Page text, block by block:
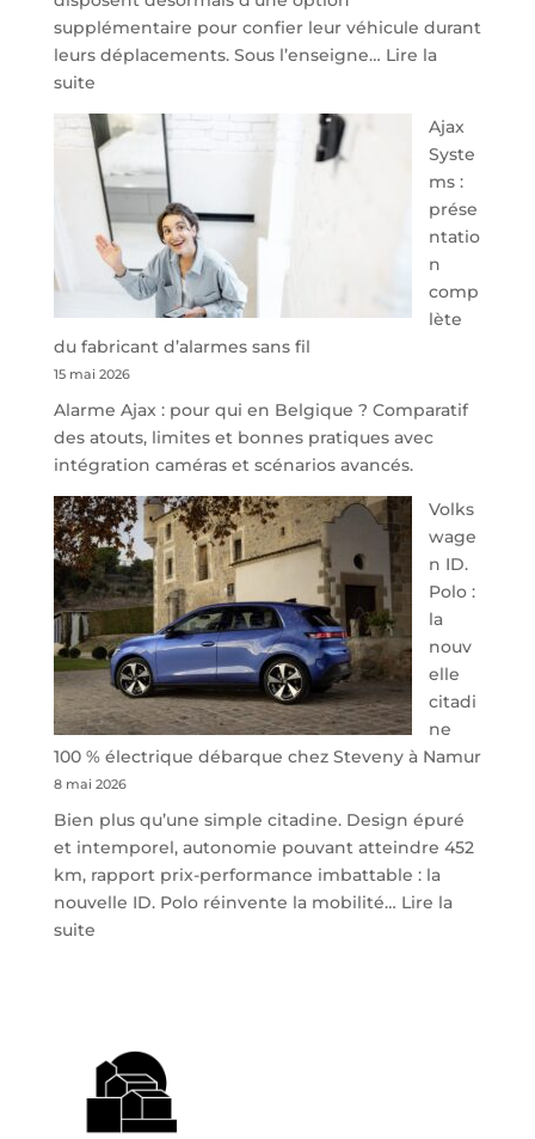
supplémentaire pour confier leur véhicule durant
leurs déplacements. Sous l’enseigne… Lire la
suite:
À
40
minutes
de
Namur,
Steveny
Park
redessine
de
parking
sécurisé
à
l’aéroport
de
Charleroi
Ajax
Syste
ms :
prése
ntatio
n
comp
lète
du fabricant d’alarmes sans fil
15 mai 2026
Alarme Ajax : pour qui en Belgique ? Comparatif
des atouts, limites et bonnes pratiques avec
intégration caméras et scénarios avancés.
Volks
wage
n ID.
Polo :
la
nouv
elle
citadi
ne
100 % électrique débarque chez Steveny à Namur
8 mai 2026
Bien plus qu’une simple citadine. Design épuré
et intemporel, autonomie pouvant atteindre 452
km, rapport prix-performance imbattable : la
nouvelle ID. Polo réinvente la mobilité… Lire la
suite:
la
nouvelle
citadine